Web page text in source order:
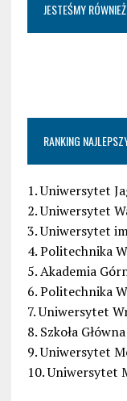
JESTEŚMY
RANKING
1. Uniwersytet
2. Uniwersytet
3. Uniwersytet
4. Politechnika
5. Akademia
6. Politechnika
7. Uniwersytet
8. Szkoła
9. Uniwersytet
10. Uniwersytet